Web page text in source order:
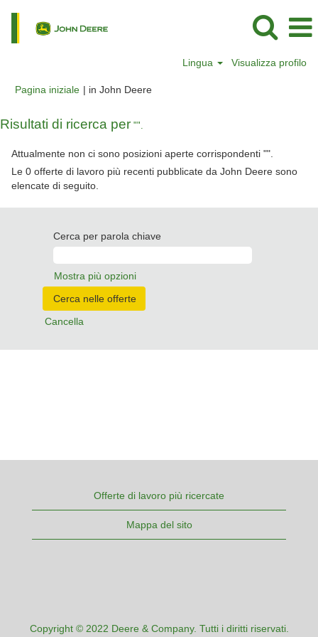
Lingua Visualizza profilo
Pagina iniziale | in John Deere(pagina
Risultati di ricerca per "".
Attualmente non ci sono posizioni aperte corrispondenti "".
Le 0 offerte di lavoro più recenti pubblicate da John Deere sono
elencate di seguito.
Cerca per parola chiave
Mostra più opzioni
Cancella
Offerte di lavoro più ricercate
Mappa del sito
Copyright © 2022 Deere & Company. Tutti i diritti riservati.